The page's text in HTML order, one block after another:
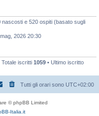
e 520 ospiti (basato sugli
2026 20:30
Totale iscritti 1059 • Ultimo iscritto
Tutti gli orari sono UTC+02:00
© phpBB Limited
Italia.it